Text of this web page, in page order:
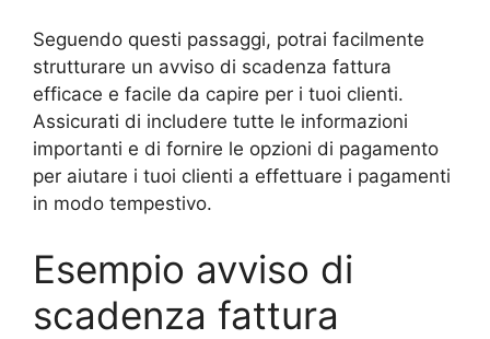
Seguendo questi passaggi, potrai facilmente
strutturare un avviso di scadenza fattura
efficace e facile da capire per i tuoi clienti.
Assicurati di includere tutte le informazioni
importanti e di fornire le opzioni di pagamento
per aiutare i tuoi clienti a effettuare i pagamenti
in modo tempestivo.
Esempio avviso di
scadenza fattura